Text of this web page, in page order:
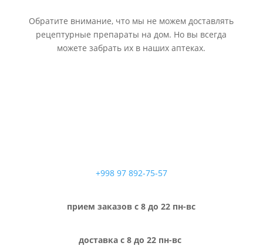
Обратите внимание, что мы не можем доставлять
рецептурные препараты на дом. Но вы всегда
можете забрать их в наших аптеках.
+998 97 892-75-57
прием заказов с 8 до 22 пн-вс
доставка с 8 до 22 пн-вс